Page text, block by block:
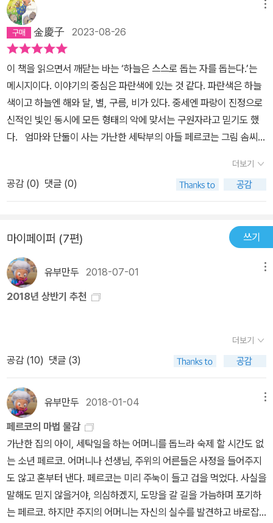
마주보았다. 그때 갑자기 노박 선생님의 신사 모자 속에서 총소리처
럼 요란한 소리가 나더니 물줄기가 노박 선생님의 얼굴을 타고 주룩
주룩 흘러내려 옷깃 속으로 떨어졌다. 노박 선생님이 소스라치게 놀
라 당장에 신사 모자를 벗어 바닥에 내동댕이쳤다. - 본문 69쪽에서
그때부터 마법 물감을 둘러싼 신기하고 재미있는 사건들이 하나둘 일
어나기 시작한다. 몰래 마법 물감을 칠해 둔 모자를 쓴 선생님이 소나
기에 흠뻑 젖기도 하고, 궤짝 뚜껑에 하늘을 그린 뒤 그 위에 앉아 강
을 내려가다가 이웃마을 사람들에게 하느님이 보낸 성자로 오해를 받
참하늘빛은 페르코의 반바지에 떨어진 단 한 방울뿐이다. 참하늘빛
한 방울은 페르코의 반바지에 작은 하늘 조각으로 남는다. 페르코는
앞으로 영원히 반바지를 벗지 않겠다고 다짐한다. 처음에 페르코는
만져 보았지만 조금도 젖어 있지 않았다. 페르코는 눈을 비비고 다시
한 번 자세히 살펴보았다. ‘앗, 이건 조그만 푸른 별이잖아?’ 그것은
작디작은 참하늘빛 하늘 조각이었다. 지난번 참하늘빛 꽃 즙을 짤 때
바지에 한 방울 튄 적이 있다. 그 하늘에서 작디작은 별이 반짝이고 있
었던 것이다. - 본문 119쪽에서 그로부터 삼 년의 시간이 흐른다. 다
코 뿐이다. 주지는 페르코에게 말한다. 나랑 같이 산책할 마음이 있다
러다가 주지의 눈동자를 바라보는 순간, 거기에 바로 참하늘빛을 꼭
닮은 아름다움이 있음을 깨닫는다. 페르코는 주지의 눈에서 빛나는
참하늘빛을 위해 반바지를 벗는다. 마법보다 신비로운 아이들의 삶과
사랑 『페르코의 마법 물감』이 구현하는 세계는 오롯이 아이들만의 세
계이다. 그것도 신 나고 즐거운 판타지의 세계이다. 하지만 이 작품의
진짜 매력은 가슴 뛰는 모험의 길, 그 끝에 있다. 작가는 페르코가 반
바지에 얼룩진 참하늘빛보다 아름다운 가치를 주지에게서 발견하는
것으로 이야기를 끝맺는다. 반바지를 벗는 이유가 다름 아닌 사랑하
는 여자 친구의 눈빛 때문이라는 것. 페르코를 어른의 세계로 자연스
金慶子 2023-08-26
이 책을 읽으면서 깨닫는 바는 ‘하늘은 스스로 돕는 자를 돕는다.’는
메시지이다. 이야기의 중심은 파란색에 있는 것 같다. 파란색은 하늘
색이고 하늘엔 해와 달, 별, 구름, 비가 있다. 중세엔 파랑이 진정으로
신적인 빛인 동시에 모든 형태의 악에 맞서는 구원자라고 믿기도 했
다. 엄마와 단둘이 사는 가난한 세탁부의 아들 페르코는 그림 솜씨가
부잣집 아이 칼리가 숙제를 해오지 않은 벌로 페르코의 옆자리에 앉
게 된다. 칼리가 페르코의 몸에 닿을까봐 구석으로 피해서 앉는 걸 보
면서 페르코는 커다란 수치심을 느낀다. 아마도 3층의 여학생 주지도
모른다. 거기까지 생각이 미치자 페르코는 말할 수 없는 부끄러움에
고개를 푹 떨어뜨린다. 고개를 떨어뜨리고 있던 페르코는 부잣집 아
이 칼리가 창피함을 모면하기 위해 페르코에게 심술을 부릴지도 모른
다는 생각이 든다. 페르코는 작은 목소리로 그림도구를 빌려주면 칼
을 그 누구한테도 말하지 않아야 한다고 못을 박는다. 집에 돌아와서
도화지에 집과 나무를 그리고 하늘만 색칠하면 되는데, 어머니가 세
탁한 옷을 배달하라고 한다. 페르코는 여학생 주지의 집에 세탁한 옷
을 배달하지만 세탁비로 받은 돈이 1펜게가 부족하여 어머니로부터
꾸지람을 듣는다. 하지만 어머니의 꾸지람은 아무 것도 아니다. 중요
한 것은 파란색 물감이 감쪽같이 사라진 것이다. 그 파란색 물감은 고
양이 친츠가 책상에서 떨어뜨렸고, 떨어진 파란색 물감을 쥐가 먹은
것이다. 페르코는 파란색 쥐를 보고서야 그 사실을 깨닫는다. 그러던
어느 날 밤, 고양이 친츠가 파란색 쥐를 잡아먹었고 친츠는 파란색 고
양이가 된다. -- 파란색 물감이 없어 그림을 완성하지 못한 페르코가
길거리를 배회하다가 집으로 돌아가려는데, 낮 열두 시를 알리는 종
더보기
공감 (0) 댓글 (0)
마이페이퍼 (7편) 쓰기
유부만두 2018-07-01
2018년 상반기 추천
더보기
공감 (10) 댓글 (3)
유부만두 2018-01-04
페르코의 마법 물감
가난한 집의 아이, 세탁일을 하는 어머니를 돕느라 숙제 할 시간도 없
는 소년 페르코. 어머니나 선생님, 주위의 어른들은 사정을 들어주지
도 않고 혼부터 낸다. 페르코는 미리 주눅이 들고 겁을 먹었다. 사실을
말해도 믿지 않을거야, 의심하겠지, 도망을 갈 길을 가늠하며 포기하
는 페르코. 하지만 주지의 어머니는 자신의 실수를 발견하고 바로잡